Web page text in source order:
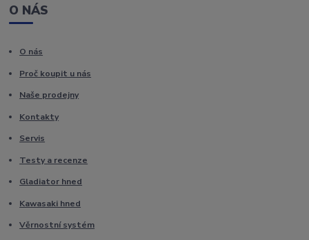
O NÁS
O nás
Proč koupit u nás
Naše prodejny
Kontakty
Servis
Testy a recenze
Gladiator hned
Kawasaki hned
Věrnostní systém